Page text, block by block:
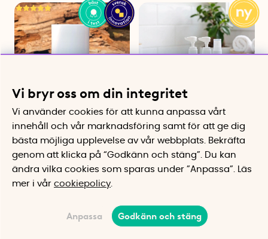
Antiskavstift, The Skin
Agent
Motverkar lårskav och skavsår
från kläder
fr. 175 kr
Reseflaskor med fodral, Go
Travel
För schampo, balsam,
hudkrämer och toner
165 kr
Vi bryr oss om din integritet
Vi använder cookies för att kunna anpassa vårt
innehåll och vår marknadsföring samt för att ge dig
bästa möjliga upplevelse av vår webbplats.
Bekräfta
genom att klicka på “Godkänn och stäng”. Du kan
ändra vilka cookies som sparas under ”Anpassa”.
Läs
mer i vår cookiepolicy
Anpassa Godkänn och stäng